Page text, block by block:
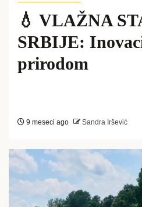
💧 VLAŽNA
SRBIJE:
prirodom
9 meseci ago Sandra Iršević